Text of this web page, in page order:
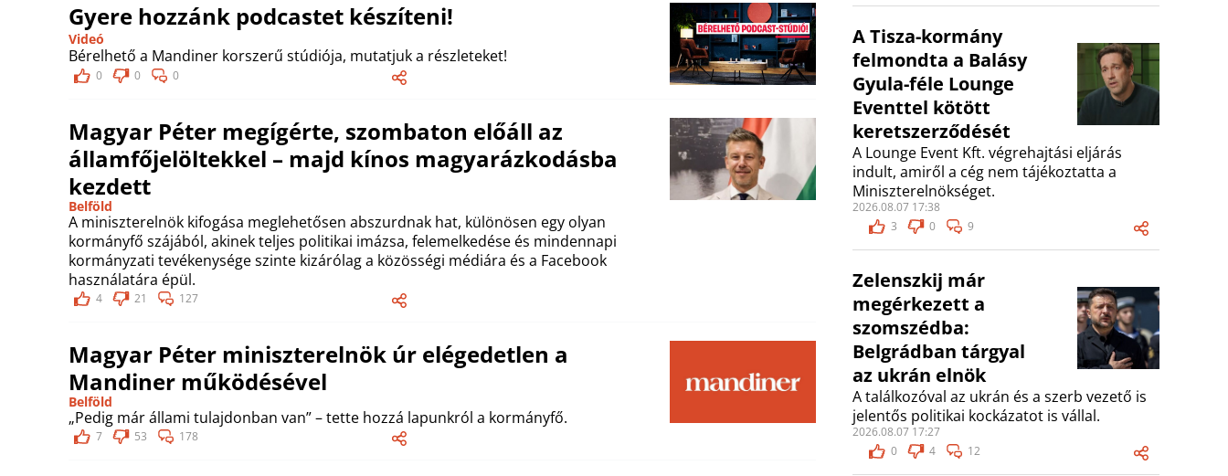
Gyere hozzánk podcastet készíteni!
Videó
Bérelhető a Mandiner korszerű stúdiója, mutatjuk a részleteket!
0 0 0
Magyar Péter megígérte, szombaton előáll az
államfőjelöltekkel – majd kínos magyarázkodásba
kezdett
Belföld
A miniszterelnök kifogása meglehetősen abszurdnak hat, különösen egy olyan
kormányfő szájából, akinek teljes politikai imázsa, felemelkedése és mindennapi
kormányzati tevékenysége szinte kizárólag a közösségi médiára és a Facebook
használatára épül.
4 21 127
Magyar Péter miniszterelnök úr elégedetlen a
Mandiner működésével
Belföld
„Pedig már állami tulajdonban van” – tette hozzá lapunkról a kormányfő.
7 53 178
A Tisza-kormány
felmondta a Balásy
Gyula-féle Lounge
Eventtel kötött
keretszerződését
A Lounge Event Kft. végrehajtási eljárás
indult, amiről a cég nem tájékoztatta a
Miniszterelnökséget.
2026.08.07 17:38
3
0 9
Zelenszkij már
megérkezett a
szomszédba:
Belgrádban tárgyal
az ukrán elnök
A találkozóval az ukrán és a szerb vezető is
jelentős politikai kockázatot is vállal.
2026.08.07 17:27
0
4 12